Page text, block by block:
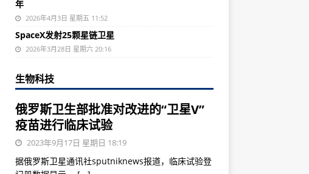
年
2026年4月3日 星期五 11:52
SpaceX发射25颗星链卫星
2026年3月28日 星期六 20:16
生物科技
俄罗斯卫生部批准对改进的“卫星V”
疫苗进行临床试验
2023年9月17日 星期日 18:19
据俄罗斯卫星通讯社sputniknews报道，临床试验登